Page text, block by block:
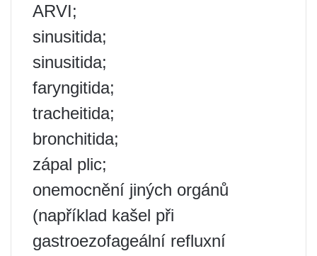
ARVI;
sinusitida;
sinusitida;
faryngitida;
tracheitida;
bronchitida;
zápal plic;
onemocnění jiných orgánů
(například kašel při
gastroezofageální refluxní